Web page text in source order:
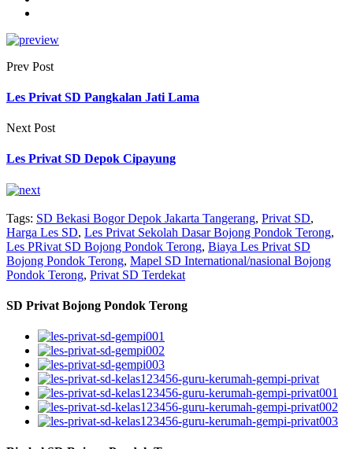
Prev Post
Les Privat SD Pangkalan Jati Lama
Next Post
Les Privat SD Depok Cipayung
Tags: SD Bekasi Bogor Depok Jakarta Tangerang, Privat SD,
Harga Les SD, Les Privat Sekolah Dasar Bojong Pondok Terong,
Les PRivat SD Bojong Pondok Terong, Biaya Les Privat SD
Bojong Pondok Terong, Mapel SD International/nasional Bojong
Pondok Terong, Privat SD Terdekat
SD Privat Bojong Pondok Terong